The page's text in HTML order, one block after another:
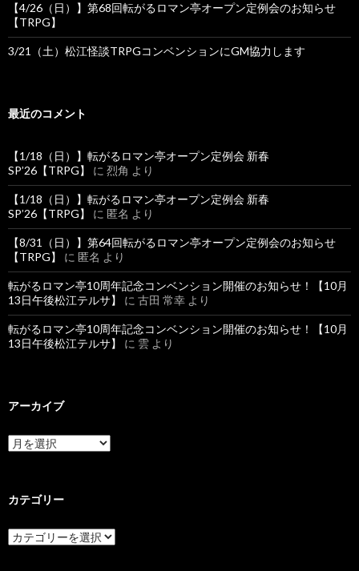
【4/26（日）】第68回転がるロマン亭オープン定例会のお知らせ
【TRPG】
3/21（土）松江怪談TRPGコンベンションにGM協力します
最近のコメント
【1/18（日）】転がるロマン亭オープン定例会 新春
SP’26【TRPG】
に 烈角 より
【1/18（日）】転がるロマン亭オープン定例会 新春
SP’26【TRPG】
に 匿名 より
【8/31（日）】第64回転がるロマン亭オープン定例会のお知らせ
【TRPG】
に 匿名 より
転がるロマン亭10周年記念コンベンション開催のお知らせ！【10月
13日午後松江テルサ】
に 古田 常幸 より
転がるロマン亭10周年記念コンベンション開催のお知らせ！【10月
13日午後松江テルサ】
に 雲 より
アーカイブ
ア
ー
ブ
カテゴリー
カ
テ